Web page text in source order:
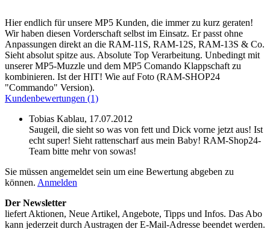
Hier endlich für unsere MP5 Kunden, die immer zu kurz geraten!
Wir haben diesen Vorderschaft selbst im Einsatz. Er passt ohne
Anpassungen direkt an die RAM-11S, RAM-12S, RAM-13S & Co.
Sieht absolut spitze aus. Absolute Top Verarbeitung. Unbedingt mit
unserer MP5-Muzzle und dem MP5 Comando Klappschaft zu
kombinieren. Ist der HIT! Wie auf Foto (RAM-SHOP24
"Commando" Version).
Kundenbewertungen (1)
Tobias Kablau, 17.07.2012
Saugeil, die sieht so was von fett und Dick vorne jetzt aus! Ist
echt super! Sieht rattenscharf aus mein Baby! RAM-Shop24-
Team bitte mehr von sowas!
Sie müssen angemeldet sein um eine Bewertung abgeben zu
können. Anmelden
Der Newsletter
liefert Aktionen, Neue Artikel, Angebote, Tipps und Infos. Das Abo
kann jederzeit durch Austragen der E-Mail-Adresse beendet werden.